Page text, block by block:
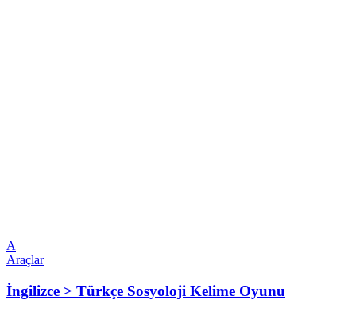
A
Araçlar
İngilizce > Türkçe Sosyoloji Kelime Oyunu